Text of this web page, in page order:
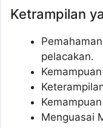
Ketrampilan
pelacakan.
Menguasai